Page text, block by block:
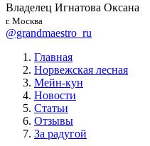
Владелец Игнатова Оксана
г. Москва
@grandmaestro_ru
Главная
Норвежская лесная
Мейн-кун
Новости
Статьи
Отзывы
За радугой